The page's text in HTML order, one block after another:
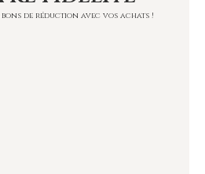
bons de réduction avec vos achats !